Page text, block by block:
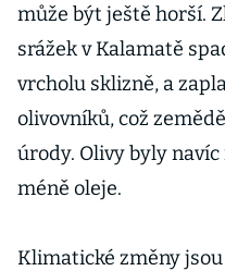
může být ještě horší.
srážek v Kalamatě
vrcholu sklizně, a
olivovníků, což
úrody. Olivy byly
méně oleje.
Klimatické změny